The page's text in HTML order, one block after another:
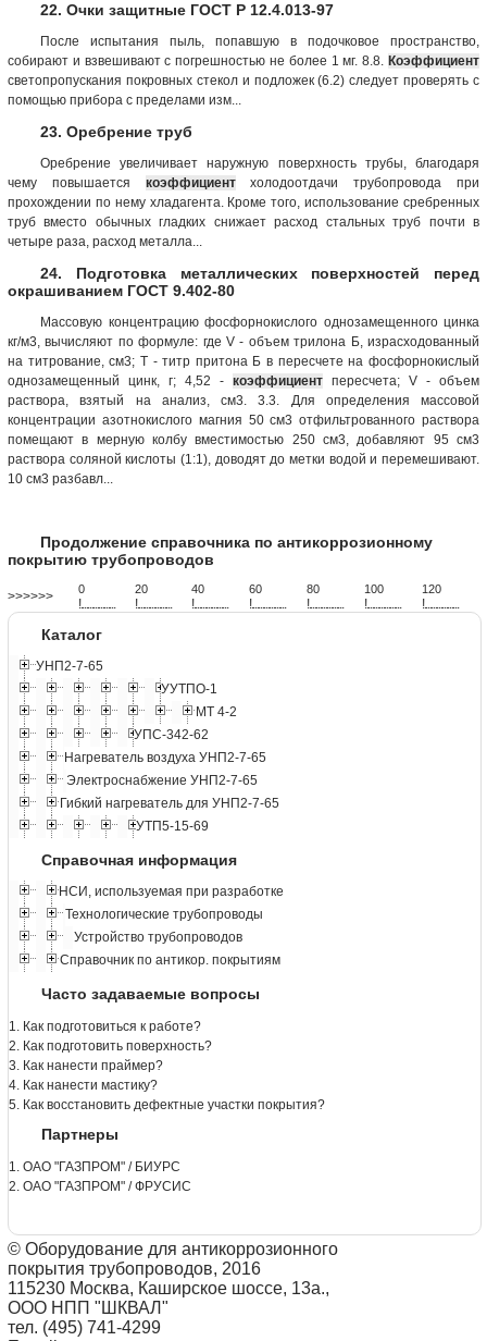
22. Очки защитные ГОСТ Р 12.4.013-97
После испытания пыль, попавшую в подочковое пространство,
собирают и взвешивают с погрешностью не более 1 мг. 8.8. Коэффициент
светопропускания покровных стекол и подложек (6.2) следует проверять с
помощью прибора с пределами изм...
23. Оребрение труб
Оребрение увеличивает наружную поверхность трубы, благодаря
чему повышается коэффициентхолодоотдачи трубопровода при
прохождении по нему хладагента. Кроме того, использование сребренных
труб вместо обычных гладких снижает расход стальных труб почти в
четыре раза, расход металла...
24. Подготовка металлических поверхностей перед
окрашиванием ГОСТ 9.402-80
Массовую концентрацию фосфорнокислого однозамещенного цинка
кг/м3, вычисляют по формуле: где V - объем трилона Б, израсходованный
на титрование, см3; Т - титр притона Б в пересчете на фосфорнокислый
однозамещенный цинк, г; 4,52 - коэффициент пересчета; V - объем
раствора, взятый на анализ, см3. 3.3. Для определения массовой
концентрации азотнокислого магния 50 см3 отфильтрованного раствора
помещают в мерную колбу вместимостью 250 см3, добавляют 95 см3
раствора соляной кислоты (1:1), доводят до метки водой и перемешивают.
10 см3 разбавл...
Продолжение справочника по антикоррозионному
покрытию трубопроводов
>>>>>> 0
!...................
20
!...................
40
!...................
60
!...................
80
!...................
100
!...................
120
!...................
Каталог
УНП2-7-65
УУТПО-1
МТ 4-2
УПС-342-62
Нагреватель воздуха УНП2-7-65
Электроснабжение УНП2-7-65
Гибкий нагреватель для УНП2-7-65
УТП5-15-69
Справочная информация
НСИ, используемая при разработке
Технологические трубопроводы
Устройство трубопроводов
Справочник по антикор. покрытиям
Часто задаваемые вопросы
1. Как подготовиться к работе?
2. Как подготовить поверхность?
3. Как нанести праймер?
4. Как нанести мастику?
5. Как восстановить дефектные участки покрытия?
Партнеры
1. ОАО "ГАЗПРОМ" / БИУРС
2. ОАО "ГАЗПРОМ" / ФРУСИС
© Оборудование для антикоррозионного
покрытия трубопроводов, 2016
115230 Москва, Каширское шоссе, 13а.,
ООО НПП "ШКВАЛ"
тел. (495) 741-4299